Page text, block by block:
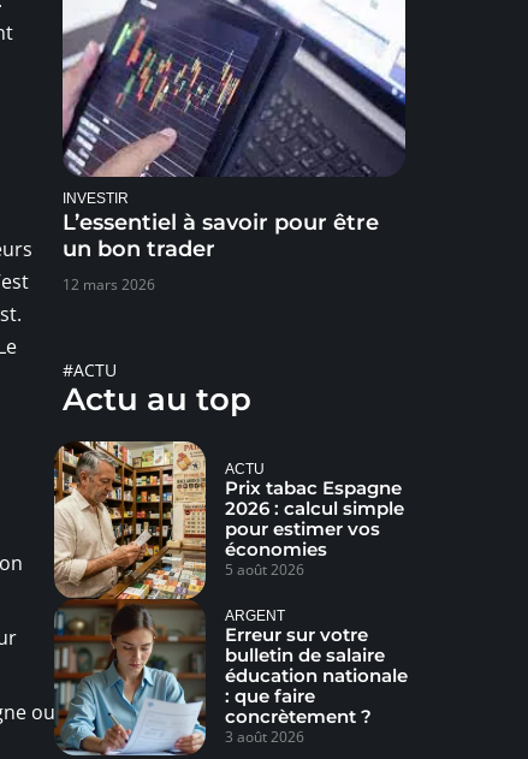
ou
INVESTIR
L’essentiel à savoir pour être
un bon trader
12 mars 2026
#ACTU
Actu au top
ACTU
Prix tabac Espagne
2026 : calcul simple
pour estimer vos
économies
5 août 2026
ARGENT
Erreur sur votre
bulletin de salaire
éducation nationale
: que faire
concrètement ?
3 août 2026